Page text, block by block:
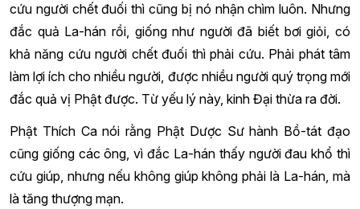
cứu người chết đuối thì cũng bị nó nhận chìm luôn. Nhưng
đắc quả La-hán rồi, giống như người đã biết bơi giỏi, có
khả năng cứu người chết đuối thì phải cứu. Phải phát tâm
làm lợi ích cho nhiều người, được nhiều người quý trọng mới
đắc quả vị Phật được. Từ yếu lý này, kinh Đại thừa ra đời.
Phật Thích Ca nói rằng Phật Dược Sư hành Bồ-tát đạo
cũng giống các ông, vì đắc La-hán thấy người đau khổ thì
cứu giúp, nhưng nếu không giúp không phải là La-hán, mà
là tăng thượng mạn.